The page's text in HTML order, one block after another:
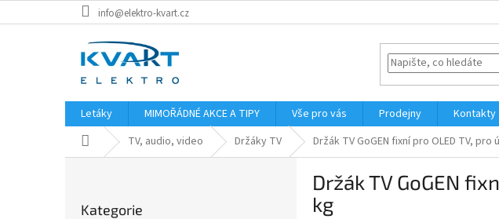
na
info@elektro-kvart.cz
Letáky MIMOŘÁDNÉ AKCE A TIPY Vše pro vás Prodejny
Kontakty
Domů TV, audio, video Držáky TV Držák TV GoGEN fixní pro OLED TV,
kategorie
Kategorie
Držák TV GoGEN
kg